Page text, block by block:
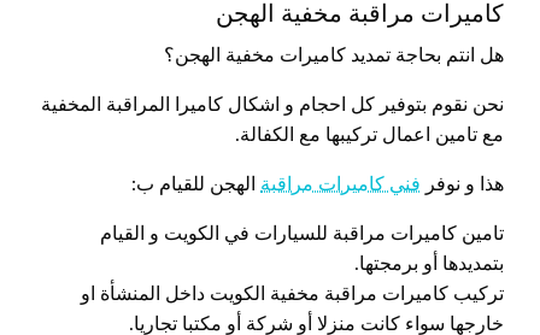
كاميرات مراقبة مخفية الهجن
هل انتم بحاجة تمديد كاميرات مخفية الهجن؟
نحن نقوم بتوفير كل احجام و اشكال كاميرا المراقبة المخفية
مع تامين اعمال تركيبها مع الكفالة.
هذا و نوفر فني كاميرات مراقبة الهجن للقيام ب:
تامين كاميرات مراقبة للسيارات في الكويت و القيام
بتمديدها أو برمجتها.
تركيب كاميرات مراقبة مخفية الكويت داخل المنشأة او
خارجها سواء كانت منزلا أو شركة أو مكتبا تجاريا.